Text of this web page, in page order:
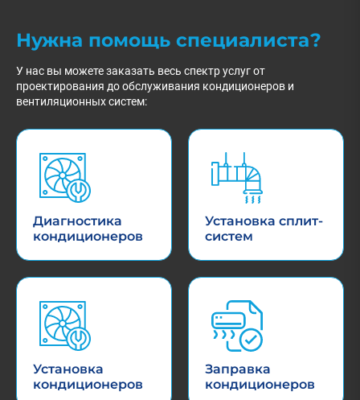
Нужна помощь специалиста?
У нас вы можете заказать весь спектр услуг от
проектирования до обслуживания кондиционеров и
вентиляционных систем:
Диагностика
кондиционеров
Установка сплит-
систем
Установка
кондиционеров
Заправка
кондиционеров